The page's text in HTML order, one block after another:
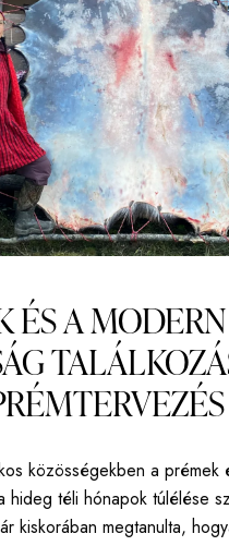
ÉS A MODERN
közösségekben a
hideg téli hónapok túlélése
kiskorában megtanulta,